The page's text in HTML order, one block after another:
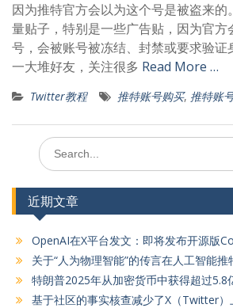
因为推特官方会以为这个号是被盗来的
量贴子，特别是一些广告贴，因为官方
号，会被账号被冻结、封禁或要求验证
一大堆好友，关注很多 Read More …
Twitter教程 推特账号购买, 推特账
Search
for:
近期文章
OpenAI在X平台发文：即将发布开源版
关于“人为物理智能”的传言在人工智能
特朗普2025年从加密货币中获得超过5.8
基于社区的事实核查减少了X（Twitter